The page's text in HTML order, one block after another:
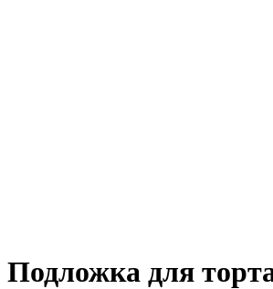
Подложка для